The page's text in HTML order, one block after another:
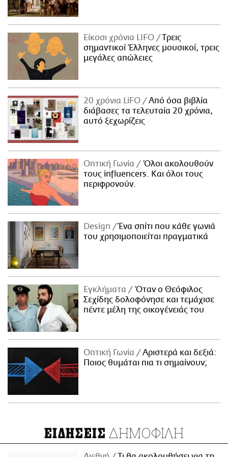
Είκοσι χρόνια LIFO
Tρεις
σημαντικοί Έλληνες μουσικοί, τρεις
μεγάλες απώλειες
20 χρόνια LiFO
Από όσα βιβλία
διάβασες τα τελευταία 20 χρόνια,
αυτό ξεχωρίζεις
Οπτική Γωνία
Όλοι ακολουθούν
τους influencers. Και όλοι τους
περιφρονούν.
Design
Ένα σπίτι που κάθε γωνιά
του χρησιμοποιείται πραγματικά
Εγκλήματα
Όταν ο Θεόφιλος
Σεχίδης δολοφόνησε και τεμάχισε
πέντε μέλη της οικογένειάς του
Οπτική Γωνία
Αριστερά και δεξιά:
Ποιος θυμάται πια τι σημαίνουν;
ΕΙΔΗΣΕΙΣ ΔΗΜΟΦΙΛΗ